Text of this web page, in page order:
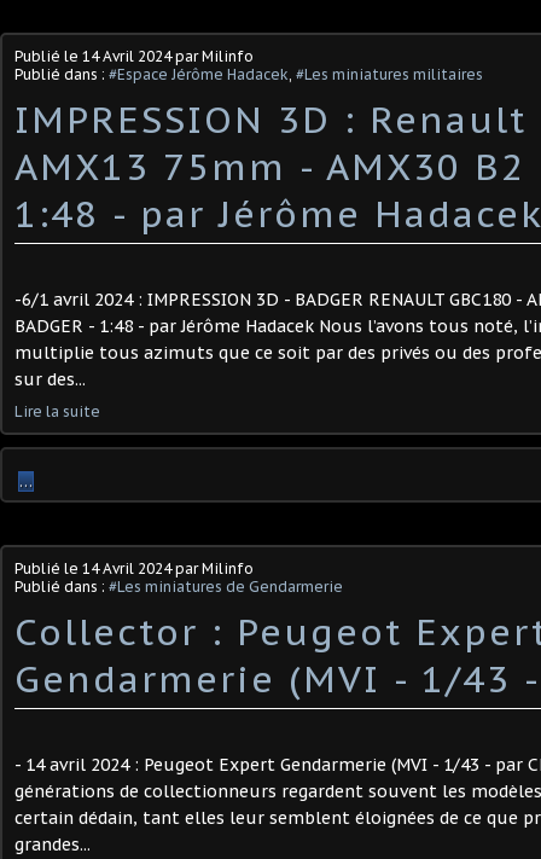
Publié le 14 Avril 2024par Milinfo
Publié dans : #Espace Jérôme Hadacek, #Les miniatures militaires
IMPRESSION 3D : Renault
AMX13 75mm - AMX30 B2
1:48 - par Jérôme
-6/1 avril 2024 : IMPRESSION 3D - BADGER RENAULT GBC180 -
BADGER - 1:48 - par Jérôme Hadacek Nous l’avons tous noté,
multiplie tous azimuts que ce soit par des privés ou des
sur des...
Lire la suite
…
Publié le 14 Avril 2024par Milinfo
Publié dans : #Les miniatures de Gendarmerie
Collector : Peugeot
Gendarmerie (MVI - 1/43
- 14 avril 2024 : Peugeot Expert Gendarmerie (MVI - 1/43 - par
générations de collectionneurs regardent souvent les
certain dédain, tant elles leur semblent éloignées de ce que
grandes...